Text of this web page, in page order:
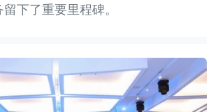
下了重要里程碑。